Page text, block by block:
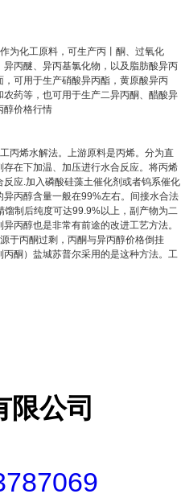
为化工原料，可生产丙丨酮、过氧化
丙醚、异丙基氯化物，以及脂肪酸异丙
可用于生产硝酸异丙酯，黄原酸异丙
药等，也可用于生产二异丙酮、醋酸异
醇价格行情
丙烯水解法。上游原料是丙烯。分为直
在下加温、加压进行水合反应。将丙烯
应.加入磷酸硅藻土催化剂或者钨系催化
丙醇含量一般在99%左右。间接水合法
制后纯度可达99.9%以上，副产物为二
丙醇也是非常有前途的改进工艺方法。
于丙酮过剩，丙酮与异丙醇价格倒挂
丙酮）盐城苏普尔采用的是这种方法。工
限公司